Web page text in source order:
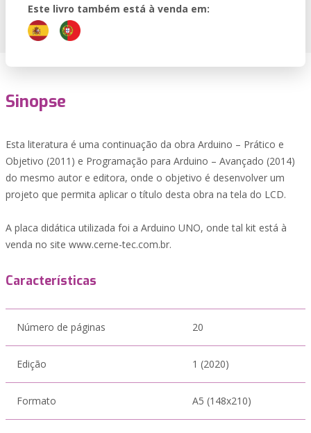
Este livro também está à venda em:
Sinopse
Esta literatura é uma continuação da obra Arduino – Prático e
Objetivo (2011) e Programação para Arduino – Avançado (2014)
do mesmo autor e editora, onde o objetivo é desenvolver um
projeto que permita aplicar o título desta obra na tela do LCD.
A placa didática utilizada foi a Arduino UNO, onde tal kit está à
venda no site www.cerne-tec.com.br.
Características
Número de páginas 20
Edição 1 (2020)
Formato A5 (148x210)